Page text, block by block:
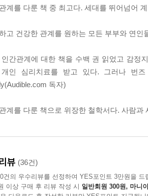
질 수 없지만, 능숙한 경청을 가로막는 함
이 얼마나 상처받고 화가 났는지 들어주
계를 외면하는 행위일 뿐이다. 그러나 상
사과는 겸양과 사랑을 나타내는 중요한
중에서
서 세계 최고의 상담사로 인정받고 있으며
관계에 있는 사람을 떠올려보자. 이 관
까? 저자는 인간관계에서 가장 생각해볼 만
오랜 임상치료 결과를 바탕으로 다음과
켰으며, 게다가 관계를 변화시키는 데
이론과 함께 오랜 연구를 바탕으로 한
족도 측정표, 의사소통 진단표, 친밀감 훈
체크리스트를 작성해보고 자신의 인간관
계를 다룬 책 중 최고다. 세대를 뛰어넘어
고 건강한 관계를 원하는 모든 부부와 연
간관계에 대한 책을 수백 권 읽었고 감정
인 심리치료를 받고 있다. 그러나 번
독자)
계를 다룬 책으로 위장한 철학서다. 사람
뷰 (36건)
건의 우수리뷰를 선정하여 YES포인트 3만원을 드
이상 구매 후 리뷰 작성 시 일반회원 300원, 마니